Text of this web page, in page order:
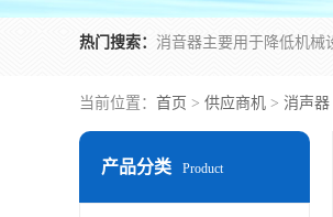
热门搜索：
当前位置： 首页 > 供应商机 > 消声器
产品分类 Product